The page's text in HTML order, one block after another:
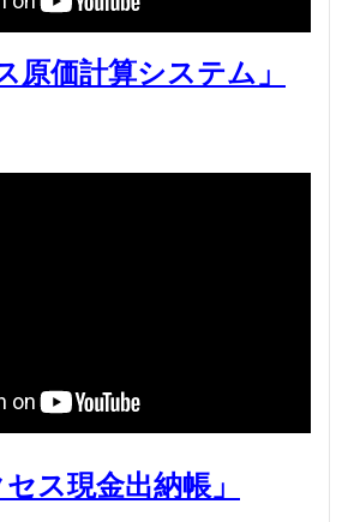
原価計算システム」
セス現金出納帳」